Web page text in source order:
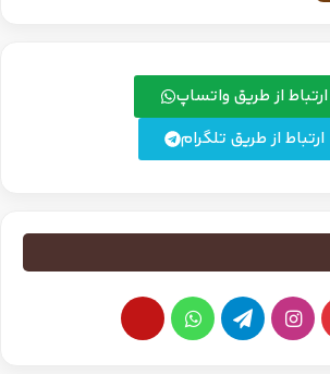
ارتباط از طریق واتساپ
ارتباط از طریق تلگرام